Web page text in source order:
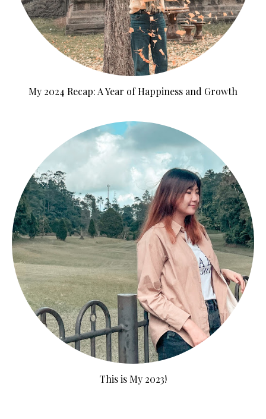
My 2024 Recap: A Year of Happiness and Growth
This is My 2023!